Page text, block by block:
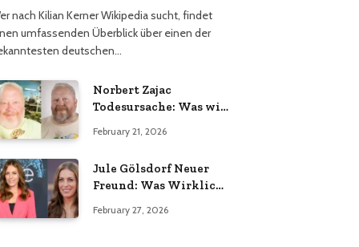
nach Kilian Kerner Wikipedia sucht, findet
umfassenden Überblick über einen der
deutschen…
Norbert Zajac
Todesursache: Was wir
February 21, 2026
Jule Gölsdorf Neuer
Freund: Was Wirklich
February 27, 2026